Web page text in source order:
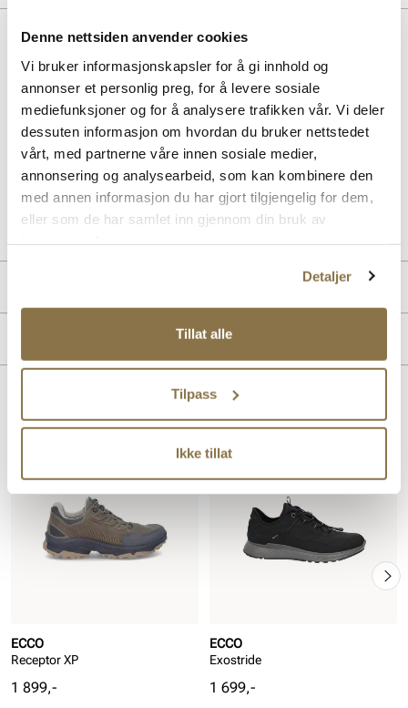
Denne nettsiden anvender cookies
Vi bruker informasjonskapsler for å gi innhold og
annonser et personlig preg, for å levere sosiale
mediefunksjoner og for å analysere trafikken vår. Vi deler
dessuten informasjon om hvordan du bruker nettstedet
vårt, med partnerne våre innen sosiale medier,
annonsering og analysearbeid, som kan kombinere den
med annen informasjon du har gjort tilgjengelig for dem,
eller som de har samlet inn gjennom din bruk av
Detaljer
Tillat alle
Tilpass
Ikke tillat
Beskrivelse
ECCO Rugged Track er lett, fleksibel og veldig komfortabel.
Overdelen består av pustende og slitesterk oljet nubuck. Yttersåle
med grovt mønster gir trekkraft i forskjellige typer værforhold.
Uttakbar yttersåle som kan skiftes ut og ikke minst luftes etter at
skoene har vært i bruk. Perfekt arbeids- og fritidssko for mannen
som foretrekker en litt kraftigere sko.
Art. nr 02247409
Lev. art. nr838144
Fettet skinn, Nubuk skinn
Såle:Godt grep, Gummi, Støtdempende
Lignende produkter
ECCO
Receptor XP
Pris
1 899,-
ECCO
Exostride
Pris
1 699,-